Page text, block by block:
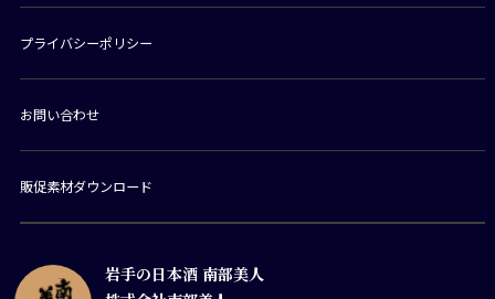
岩手の日本酒 南部美人
プライバシーポリシー
お問い合わせ
販促素材ダウンロード